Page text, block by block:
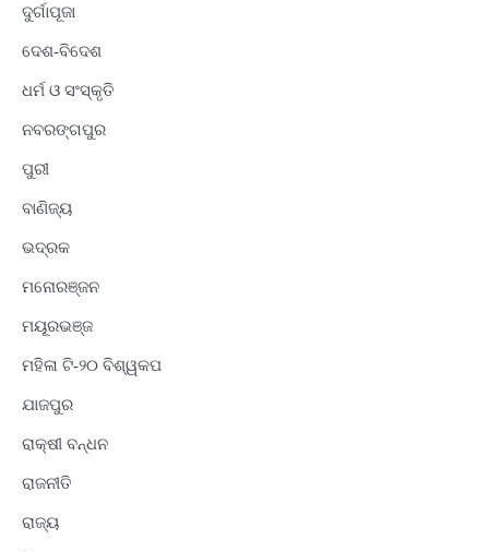
ଦୁର୍ଗାପୂଜା
ଦେଶ-ବିଦେଶ
ଧର୍ମ ଓ ସଂସ୍କୃତି
ନବରଙ୍ଗପୁର
ପୁରୀ
ବାଣିଜ୍ୟ
ଭଦ୍ରକ
ମନୋରଞ୍ଜନ
ମୟୂରଭଞ୍ଜ
ମହିଳା ଟି-୨୦ ବିଶ୍ୱକପ
ଯାଜପୁର
ରାକ୍ଷୀ ବନ୍ଧନ
ରାଜନୀତି
ରାଜ୍ୟ